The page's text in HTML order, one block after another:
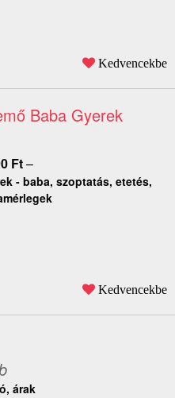
Kedvencekbe
Baba Gyerek
Ft–
- baba, szoptatás, etetés,
Kedvencekbe
árak